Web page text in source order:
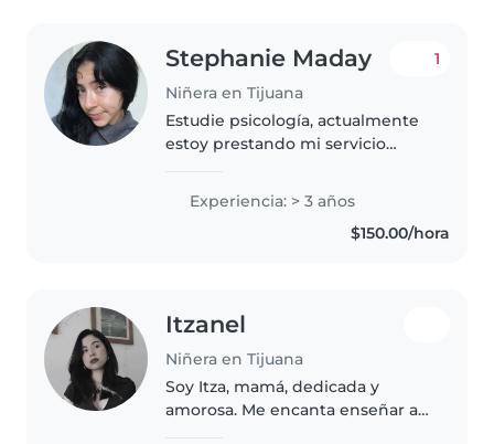
Stephanie Maday
Niñera en Tijuana
1
Estudie psicología, actualmente
estoy prestando mi servicio
trabajo para poder pagarlo. Me
gusta cuidar niños, puedo
trabajar de lunes a domingo por..
Experiencia: > 3 años
$150.00/hora
Itzanel
Niñera en Tijuana
Soy Itza, mamá, dedicada y
amorosa. Me encanta enseñar a